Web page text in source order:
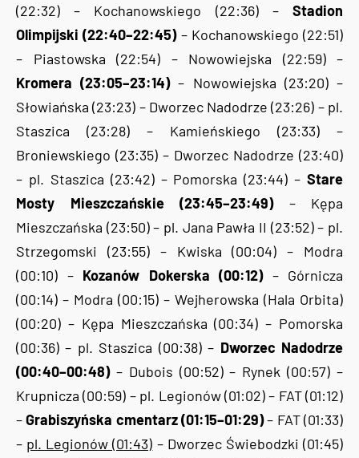
(22:32) – Kochanowskiego (22:36) – Stadion
Olimpijski (22:40–22:45)– Kochanowskiego (22:51)
– Piastowska (22:54) – Nowowiejska (22:59) –
Kromera (23:05–23:14)– Nowowiejska (23:20) –
Słowiańska (23:23) – Dworzec Nadodrze (23:26) – pl.
Staszica (23:28) – Kamieńskiego (23:33) –
Broniewskiego (23:35) – Dworzec Nadodrze (23:40)
– pl. Staszica (23:42) – Pomorska (23:44) – Stare
Mosty Mieszczańskie (23:45–23:49)– Kępa
Mieszczańska (23:50) – pl. Jana Pawła II (23:52) – pl.
Strzegomski (23:55) – Kwiska (00:04) – Modra
(00:10) – Kozanów Dokerska (00:12)– Górnicza
(00:14) – Modra (00:15) – Wejherowska (Hala Orbita)
(00:20) – Kępa Mieszczańska (00:34) – Pomorska
(00:36) – pl. Staszica (00:38) – Dworzec Nadodrze
(00:40–00:48)– Dubois (00:52) – Rynek (00:57) –
Krupnicza (00:59) – pl. Legionów (01:02) – FAT (01:12)
–Grabiszyńska cmentarz (01:15–01:29)– FAT (01:33)
– pl. Legionów (01:43) – Dworzec Świebodzki (01:45)